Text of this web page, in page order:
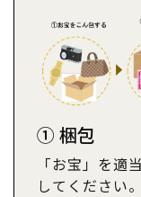
① 梱包
「お宝」を適
してください。